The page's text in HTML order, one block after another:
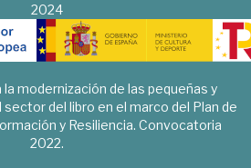
2024
la modernización de las pequeñas y
del libro en el marco del Plan de
y Resiliencia. Convocatoria
2022.